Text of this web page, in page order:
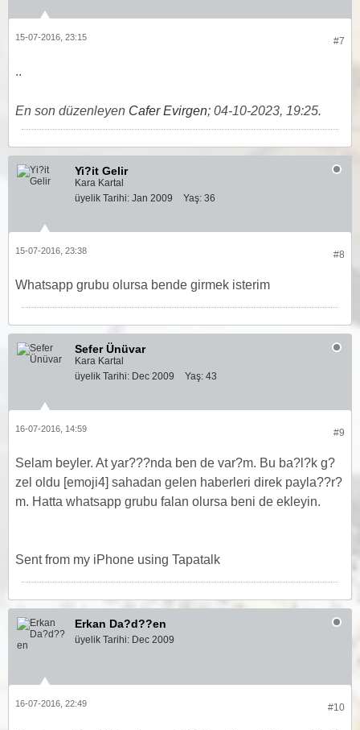
#7
15-07-2016, 23:15
..
En son düzenleyen Cafer Evirgen; 04-10-2023, 19:25.
Yi?it Gelir
Kara Kartal
üyelik Tarihi: Jan 2009 Yaş: 36
#8
15-07-2016, 23:38
Whatsapp grubu olursa bende girmek isterim
Sefer Ünüvar
Kara Kartal
üyelik Tarihi: Dec 2009 Yaş: 43
#9
16-07-2016, 14:59
Selam beyler. At yar???nda ben de var?m. Bu ba?l?k g?
zel oldu [emoji4] sahadan gelen haberleri direk payla??r?
m. Hatta whatsapp grubu falan olursa beni de ekleyin.
Sent from my iPhone using Tapatalk
Erkan Da?d??en
üyelik Tarihi: Dec 2009
#10
16-07-2016, 22:49